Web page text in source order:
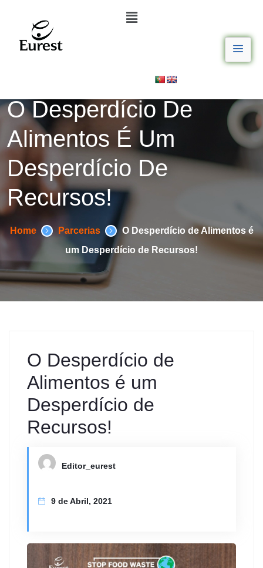
O Desperdício De
Alimentos É Um
Desperdício De
Recursos!
Home Parcerias
O Desperdício de Alimentos é
um Desperdício de Recursos!
O Desperdício de
Alimentos é um
Desperdício de
Recursos!
Editor_eurest
9 de Abril, 2021